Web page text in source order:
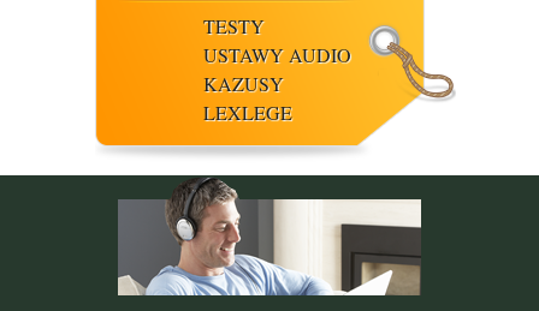
TESTY
USTAWY AUDIO
KAZUSY
LEXLEGE